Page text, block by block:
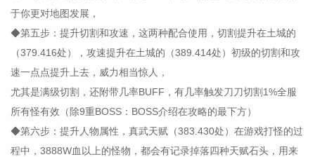
于你更对地图发展，
◆第五步：提升切割和攻速，这两种配合使用，切割提升在土城的
（379.416处），攻速提升在土城的（389.414处）初级的切割和攻
速一点点提升上去，威力相当惊人，
尤其是满级切割，还附带几率BUFF，有几率触发刀刀切割1%全服
所有怪有效（除9重BOSS：BOSS介绍在攻略的最下方）
◆第六步：提升人物属性，真武天赋（383.430处）在游戏打怪的过
程中，3888W血以上的怪物，都会有记录掉落四种天赋石头，用来